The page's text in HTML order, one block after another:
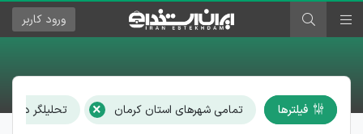
ورود کاربر
فیلترها تمامی شهرهای استان کرمان × تحلیلگر داده - Data Analyst